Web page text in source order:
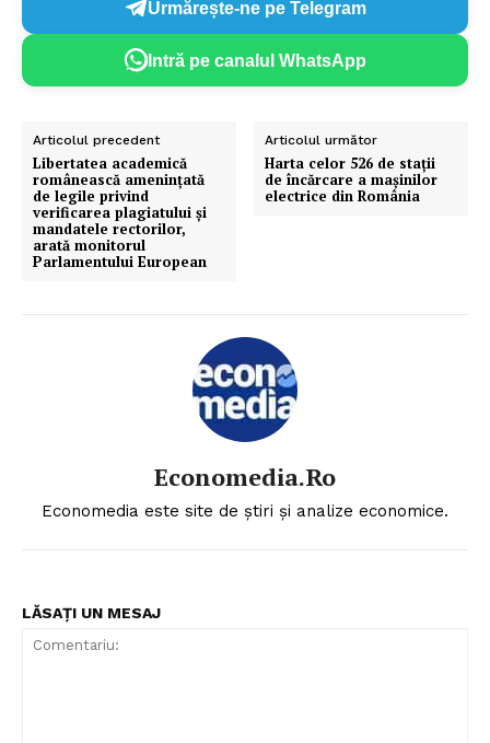
Urmărește-ne pe Telegram
Intră pe canalul WhatsApp
Articolul precedent
Libertatea academică
românească amenințată
de legile privind
verificarea plagiatului și
mandatele rectorilor,
arată monitorul
Parlamentului European
Articolul următor
Harta celor 526 de stații
de încărcare a mașinilor
electrice din România
Economedia.ro
Economedia este site de știri și analize economice.
LĂSAȚI UN MESAJ